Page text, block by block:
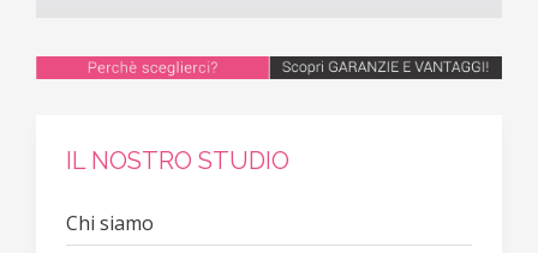
IL NOSTRO STUDIO
Chi siamo